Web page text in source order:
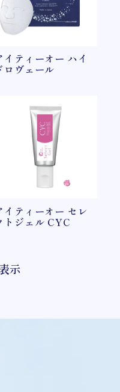
イティーオー ハイ
ロヴェール
イティーオー セレ
トジェル CYC
示